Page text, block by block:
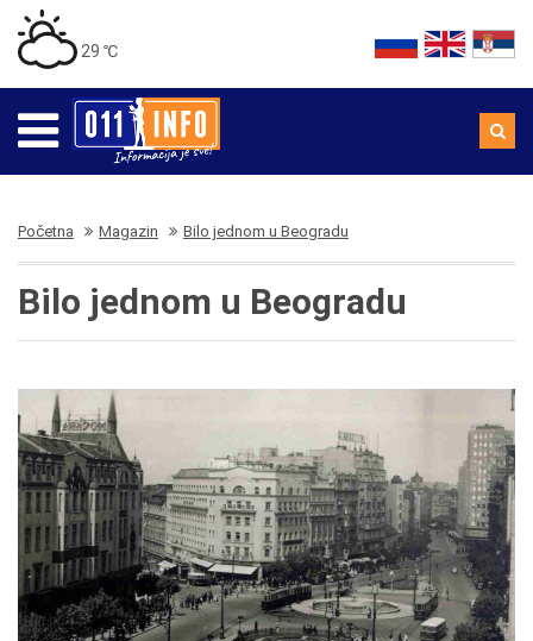
29 ℃
Početna Magazin Bilo jednom u Beogradu
Bilo jednom u Beogradu